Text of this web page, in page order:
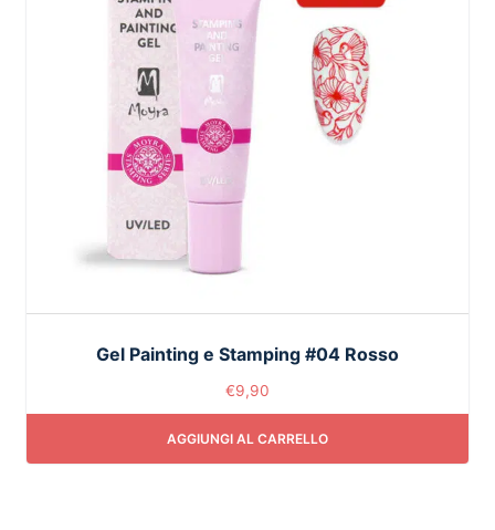
Gel Painting e Stamping #04 Rosso
€9,90
AGGIUNGI AL CARRELLO